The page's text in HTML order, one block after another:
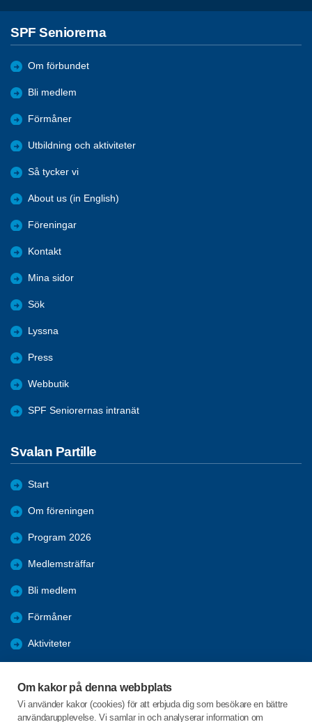
Om kakor på denna webbplats
Vi använder kakor (cookies) för att erbjuda dig som besökare en bättre
användarupplevelse. Vi samlar in och analyserar information om
SPF Seniorerna
Om förbundet
Bli medlem
Förmåner
Utbildning och aktiviteter
Så tycker vi
About us (in English)
Föreningar
Kontakt
Mina sidor
Sök
Lyssna
Press
Webbutik
SPF Seniorernas intranät
Svalan Partille
Start
Om föreningen
Program 2026
Medlemsträffar
Bli medlem
Förmåner
Aktiviteter
Mer att läsa